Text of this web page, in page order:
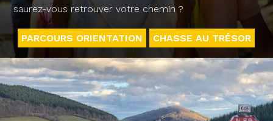
saurez-vous retrouver votre chemin ?
PARCOURS ORIENTATION CHASSE AU TRÉSOR